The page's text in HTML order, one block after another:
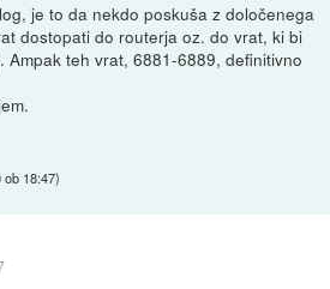
je to da nekdo poskuša z določenega
dostopati do routerja oz. do vrat, ki bi
teh vrat, 6881-6889, definitivno
ob 18:47)